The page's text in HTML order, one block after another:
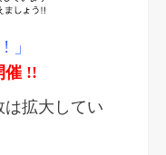
! 」
催 !!
拡大してい